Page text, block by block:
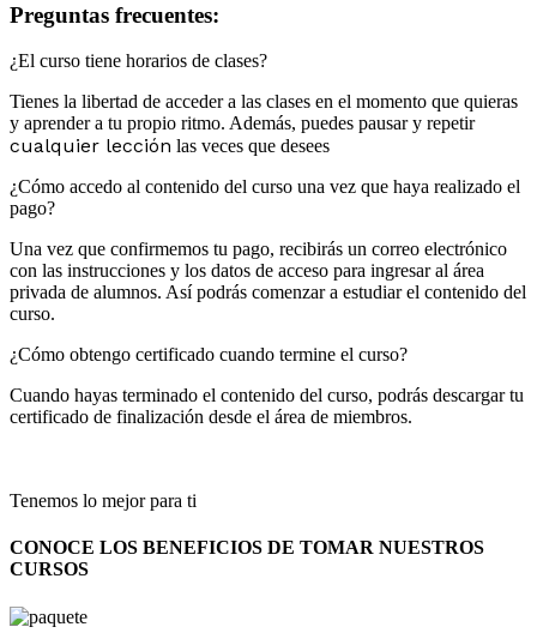
Preguntas frecuentes:
¿El curso tiene horarios de clases?
Tienes la libertad de acceder a las clases en el momento que quieras
y aprender a tu propio ritmo. Además, puedes pausar y repetir
cualquier lección las veces que desees
¿Cómo accedo al contenido del curso una vez que haya realizado el
pago?
Una vez que confirmemos tu pago, recibirás un correo electrónico
con las instrucciones y los datos de acceso para ingresar al área
privada de alumnos. Así podrás comenzar a estudiar el contenido del
curso.
¿Cómo obtengo certificado cuando termine el curso?
Cuando hayas terminado el contenido del curso, podrás descargar tu
certificado de finalización desde el área de miembros.
Tenemos lo mejor para ti
CONOCE LOS BENEFICIOS DE TOMAR NUESTROS
CURSOS